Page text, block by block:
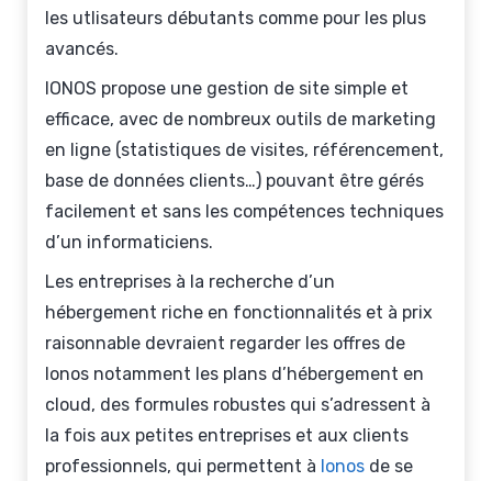
les utlisateurs débutants comme pour les plus
avancés.
IONOS propose une gestion de site simple et
efficace, avec de nombreux outils de marketing
en ligne (statistiques de visites, référencement,
base de données clients…) pouvant être gérés
facilement et sans les compétences techniques
d’un informaticiens.
Les entreprises à la recherche d’un
hébergement riche en fonctionnalités et à prix
raisonnable devraient regarder les offres de
Ionos notamment les plans d’hébergement en
cloud, des formules robustes qui s’adressent à
la fois aux petites entreprises et aux clients
professionnels, qui permettent à Ionos de se